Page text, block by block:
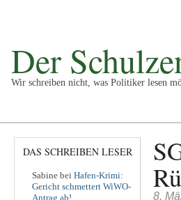
Der
Wir schreiben nicht, was Politiker lesen
DAS SCHREIBEN LESER
Sabine bei Hafen-Krimi:
Gericht schmettert WiWO-
Antrag ab!
8.